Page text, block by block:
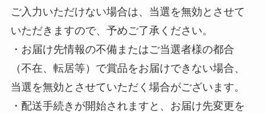
ご入力いただけない場合は、当選を無効とさせて
いただきますので、予めご了承ください。
・お届け先情報の不備またはご当選者様の都合
（不在、転居等）で賞品をお届けできない場合、
当選を無効とさせていただく場合がございます。
・配送手続きが開始されますと、お届け先変更を